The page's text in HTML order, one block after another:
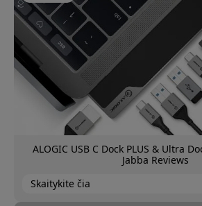
ALOGIC USB C Dock PLUS & Ultra
Jabba Reviews
Skaitykite čia